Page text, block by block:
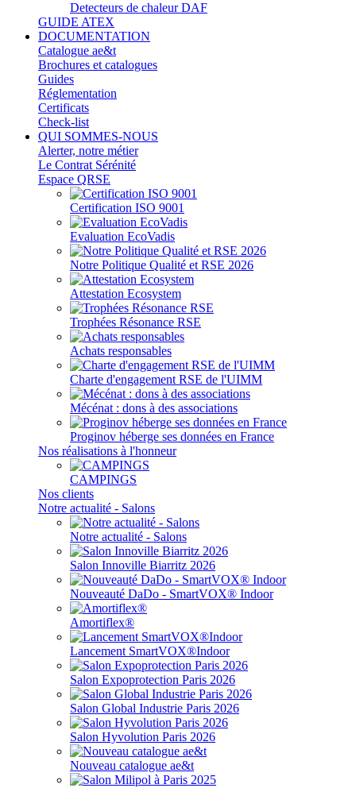
Detecteurs de chaleur DAF
GUIDE ATEX
DOCUMENTATION
Catalogue ae&t
Brochures et catalogues
Guides
Réglementation
Certificats
Check-list
QUI SOMMES-NOUS
Alerter, notre métier
Le Contrat Sérénité
Espace QRSE
Certification ISO 9001
Evaluation EcoVadis
Notre Politique Qualité et RSE 2026
Attestation Ecosystem
Trophées Résonance RSE
Achats responsables
Charte d'engagement RSE de l'UIMM
Mécénat : dons à des associations
Proginov héberge ses données en France
Nos réalisations à l'honneur
CAMPINGS
Nos clients
Notre actualité - Salons
Notre actualité - Salons
Salon Innoville Biarritz 2026
Nouveauté DaDo - SmartVOX® Indoor
Amortiflex®
Lancement SmartVOX®Indoor
Salon Expoprotection Paris 2026
Salon Global Industrie Paris 2026
Salon Hyvolution Paris 2026
Nouveau catalogue ae&t